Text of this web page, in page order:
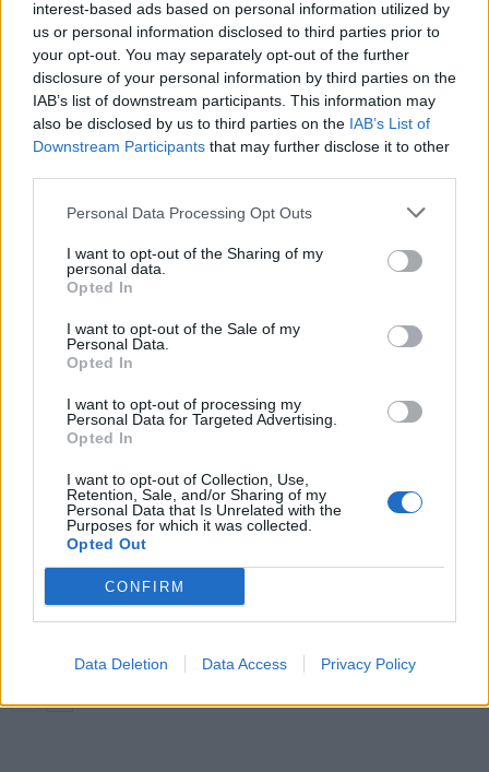
interest-based ads based on personal information utilized by
us or personal information disclosed to third parties prior to
your opt-out. You may separately opt-out of the further
disclosure of your personal information by third parties on the
IAB’s list of downstream participants. This information may
also be disclosed by us to third parties on the IAB’s List of
Downstream Participants that may further disclose it to other
Personal Data Processing Opt Outs
I want to opt-out of the Sharing of my
personal data.
Opted In
I want to opt-out of the Sale of my
Personal Data.
Opted In
I want to opt-out of processing my
Personal Data for Targeted Advertising.
Opted In
I want to opt-out of Collection, Use,
Retention, Sale, and/or Sharing of my
Personal Data that Is Unrelated with the
Purposes for which it was collected.
Opted Out
CONFIRM
Data Deletion Data Access Privacy Policy
Předchozí článek Následující článek
výše ceny už jí nevadí
SOUVISEJÍCÍ ČLÁNKY
VÍCE OD AUTORA
Zpravodajství
výborné podmínky. Horší voda je jen na
Živohošti
Zpravodajství
Příbram modernizuje parkovací automaty.
Přibudou i tři nové poblíž Svaté Hory
Středočeský kraj upravil pravidla soutěže.
Obce nově získají body i za předcházení